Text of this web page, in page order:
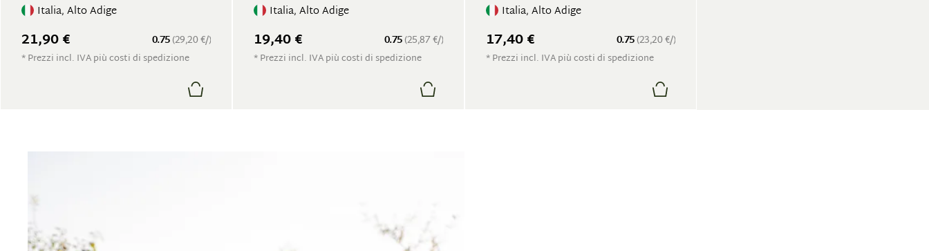
Italia, Alto Adige
0.75(29,20 €/)
21,90 €
* Prezzi incl. IVA più costi di spedizione
Italia, Alto Adige
0.75(25,87 €/)
19,40 €
* Prezzi incl. IVA più costi di spedizione
Italia, Alto Adige
0.75(23,20 €/)
17,40 €
* Prezzi incl. IVA più costi di spedizione